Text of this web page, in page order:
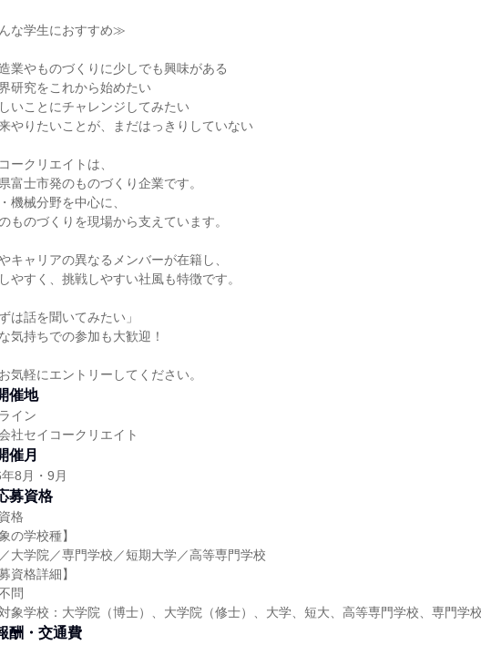
な学生におすすめ≫
造業やものづくりに少しでも興味がある
界研究をこれから始めたい
しいことにチャレンジしてみたい
来やりたいことが、まだはっきりしていない
ークリエイトは、
富士市発のものづくり企業です。
機械分野を中心に、
ものづくりを現場から支えています。
キャリアの異なるメンバーが在籍し、
やすく、挑戦しやすい社風も特徴です。
ずは話を聞いてみたい」
気持ちでの参加も大歓迎！
気軽にエントリーしてください。
催地
イン
社セイコークリエイト
催月
8月・9月
募資格
格
の学校種】
大学院／専門学校／短期大学／高等専門学校
資格詳細】
問
象学校：大学院（博士）、大学院（修士）、大学、短大、高等専門学校、専門学校
酬・交通費